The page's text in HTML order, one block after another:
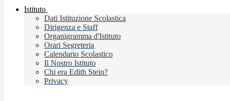
Istituto
Dati Istituzione Scolastica
Dirigenza e Staff
Organigramma d'Istituto
Orari Segreteria
Calendario Scolastico
Il Nostro Istituto
Chi era Edith Stein?
Privacy